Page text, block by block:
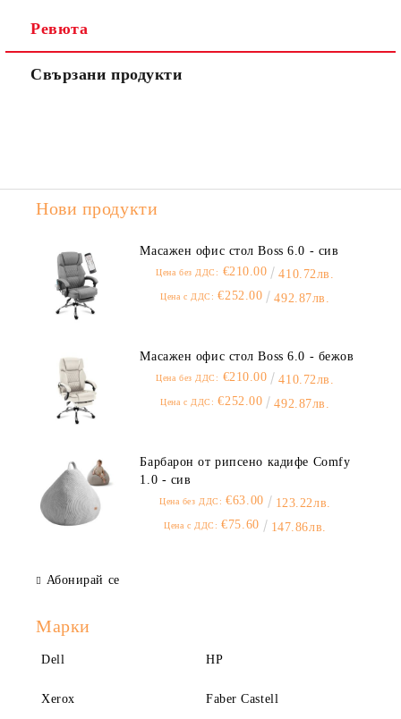
Ревюта
Свързани продукти
Нови продукти
Масажен офис стол Boss 6.0 - сив
Цена без ДДС: €210.00 410.72лв.
Цена с ДДС: €252.00 492.87лв.
Масажен офис стол Boss 6.0 - бежов
Цена без ДДС: €210.00 410.72лв.
Цена с ДДС: €252.00 492.87лв.
Барбарон от рипсено кадифе Comfy
1.0 - сив
Цена без ДДС: €63.00 123.22лв.
Цена с ДДС: €75.60 147.86лв.
Абонирай се
Марки
Dell HP
Xerox Faber Castell